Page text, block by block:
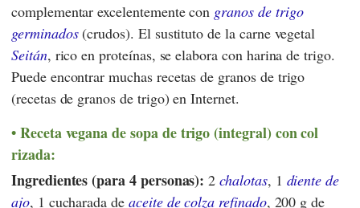
complementar excelentemente con granos de trigo
germinados(crudos). El sustituto de la carne vegetal
Seitán, rico en proteínas, se elabora con harina de trigo.
Puede encontrar muchas recetas de granos de trigo
(recetas de granos de trigo) en Internet.
Receta vegana de sopa de trigo (integral) con col
rizada:
Ingredientes (para 4 personas): 2chalotas, 1 diente de
ajo, 1 cucharada de aceite de colza refinado, 200 g de